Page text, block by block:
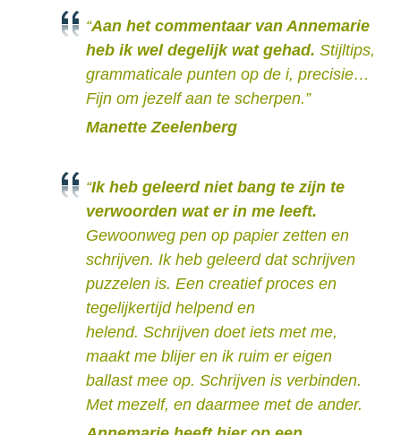
“Aan het commentaar van Annemarie
heb ik wel degelijk wat gehad. Stijltips,
grammaticale punten op de i, precisie…
Fijn om jezelf aan te scherpen.”
Manette Zeelenberg
“Ik heb geleerd niet bang te zijn te
verwoorden wat er in me leeft.
Gewoonweg pen op papier zetten en
schrijven. Ik heb geleerd dat schrijven
puzzelen is. Een creatief proces en
tegelijkertijd helpend en
helend. Schrijven doet iets met me,
maakt me blijer en ik ruim er eigen
ballast mee op. Schrijven is verbinden.
Met mezelf, en daarmee met de ander.